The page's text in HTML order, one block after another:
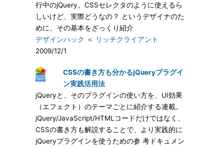
行中のjQuery。CSSセレクタのように使えるら
しいけど、実際どうなの？ というデザイナのた
めに、その基本をざっくり紹介
デザインハック ＜
リッチクライアント
2009/12/1
CSSの書き方も分かるjQueryプラグイ
ン実践活用法
jQueryと、そのプラグインの使い方を、UI効果
（エフェクト）のテーマごとに紹介する連載。
jQuery/JavaScript/HTMLコードだけではなく、
CSSの書き方も解説することで、より実践的に
jQueryプラグインを使うための参 考ドキュメン